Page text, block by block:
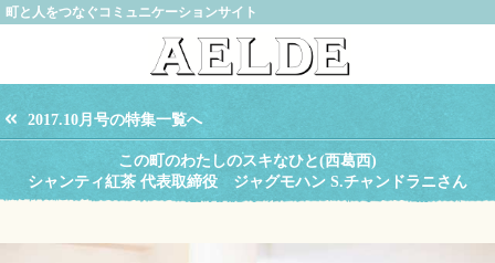
町と人をつなぐコミュニケーションサイト
2017.10月号の特集一覧へ
この町のわたしのスキなひと(西葛西)
シャンティ紅茶 代表取締役 ジャグモハン S.チャンドラニさん